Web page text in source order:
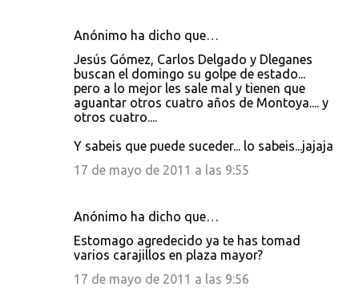
Anónimo ha dicho que…
Jesús Gómez, Carlos Delgado y Dleganes
buscan el domingo su golpe de estado...
pero a lo mejor les sale mal y tienen que
aguantar otros cuatro años de Montoya.... y
otros cuatro....
Y sabeis que puede suceder... lo sabeis...jajaja
17 de mayo de 2011 a las 9:55
Anónimo ha dicho que…
Estomago agredecido ya te has tomad
varios carajillos en plaza mayor?
17 de mayo de 2011 a las 9:56